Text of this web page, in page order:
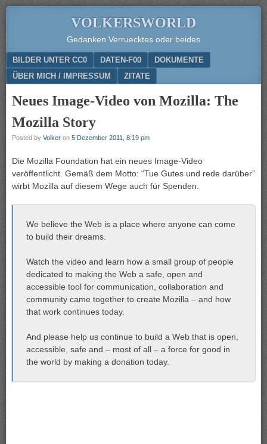
VOLKERSWORLD
Gedanken Verruecktes oder beides
Menu
SKIP TO CONTENT
BILDER UNTER CC0 DATEN-F00
DOKUMENTE
ÜBER MICH / IMPRESSUM
ZITATE
Neues Image-Video von Mozilla: The
Mozilla Story
Posted by Volker on 5 Dezember 2011, 8:19 pm
Die Mozilla Foundation hat ein neues Image-Video
veröffentlicht. Gemäß dem Motto: “Tue Gutes und rede darüber”
wirbt Mozilla auf diesem Wege auch für Spenden.
We believe the Web is a place where anyone can come
to build their dreams.
Watch the video and learn how a small group of people
dedicated to making the Web a safe, open and
accessible tool for communication, collaboration and
community came together to create Mozilla – and how
that work continues today.
And please help us continue to build a Web that is open,
accessible, safe and – most of all – a force for good in
the world by making a donation today.